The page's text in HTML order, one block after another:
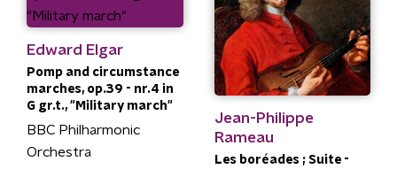
Edward Elgar
Pomp and circumstance
marches, op.39 - nr.4 in
G gr.t., "Military march"
BBC Philharmonic
Orchestra
Jean-Philippe
Rameau
Les boréades ; Suite -